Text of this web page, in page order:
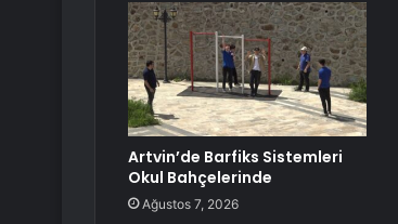
Artvin’de Barfiks Sistemleri
Okul Bahçelerinde
Ağustos 7, 2026